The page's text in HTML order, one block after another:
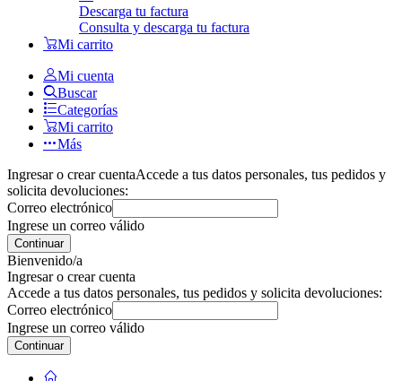
Descarga tu factura
Consulta y descarga tu factura
Mi carrito
Mi cuenta
Buscar
Categorías
Mi carrito
Más
Ingresar o crear cuentaAccede a tus datos personales, tus pedidos y
solicita devoluciones:
Correo electrónico
Ingrese un correo válido
Continuar
Bienvenido/a
Ingresar o crear cuenta
Accede a tus datos personales, tus pedidos y solicita devoluciones:
Correo electrónico
Ingrese un correo válido
Continuar